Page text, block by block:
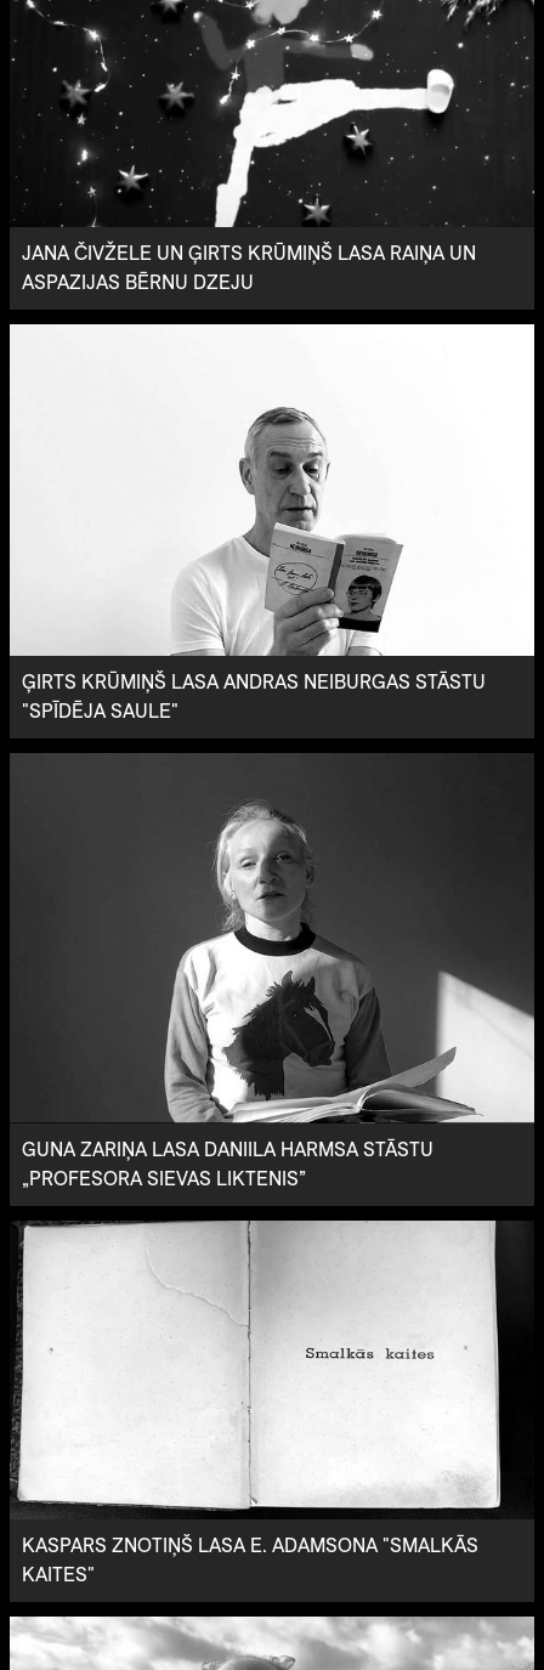
JANA ČIVŽELE UN ĢIRTS KRŪMIŅŠ LASA RAIŅA UN
ASPAZIJAS BĒRNU DZEJU
ĢIRTS KRŪMIŅŠ LASA ANDRAS NEIBURGAS STĀSTU
"SPĪDĒJA SAULE"
GUNA ZARIŅA LASA DANIILA HARMSA STĀSTU
„PROFESORA SIEVAS LIKTENIS”
KASPARS ZNOTIŅŠ LASA E. ADAMSONA "SMALKĀS
KAITES"